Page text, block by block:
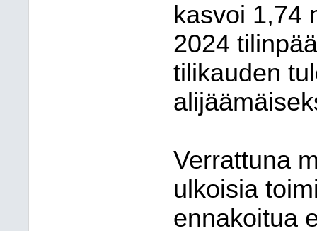
kasvoi 1,74
2024
tilikauden
Verrattuna
ulkoisia
ennakoitua